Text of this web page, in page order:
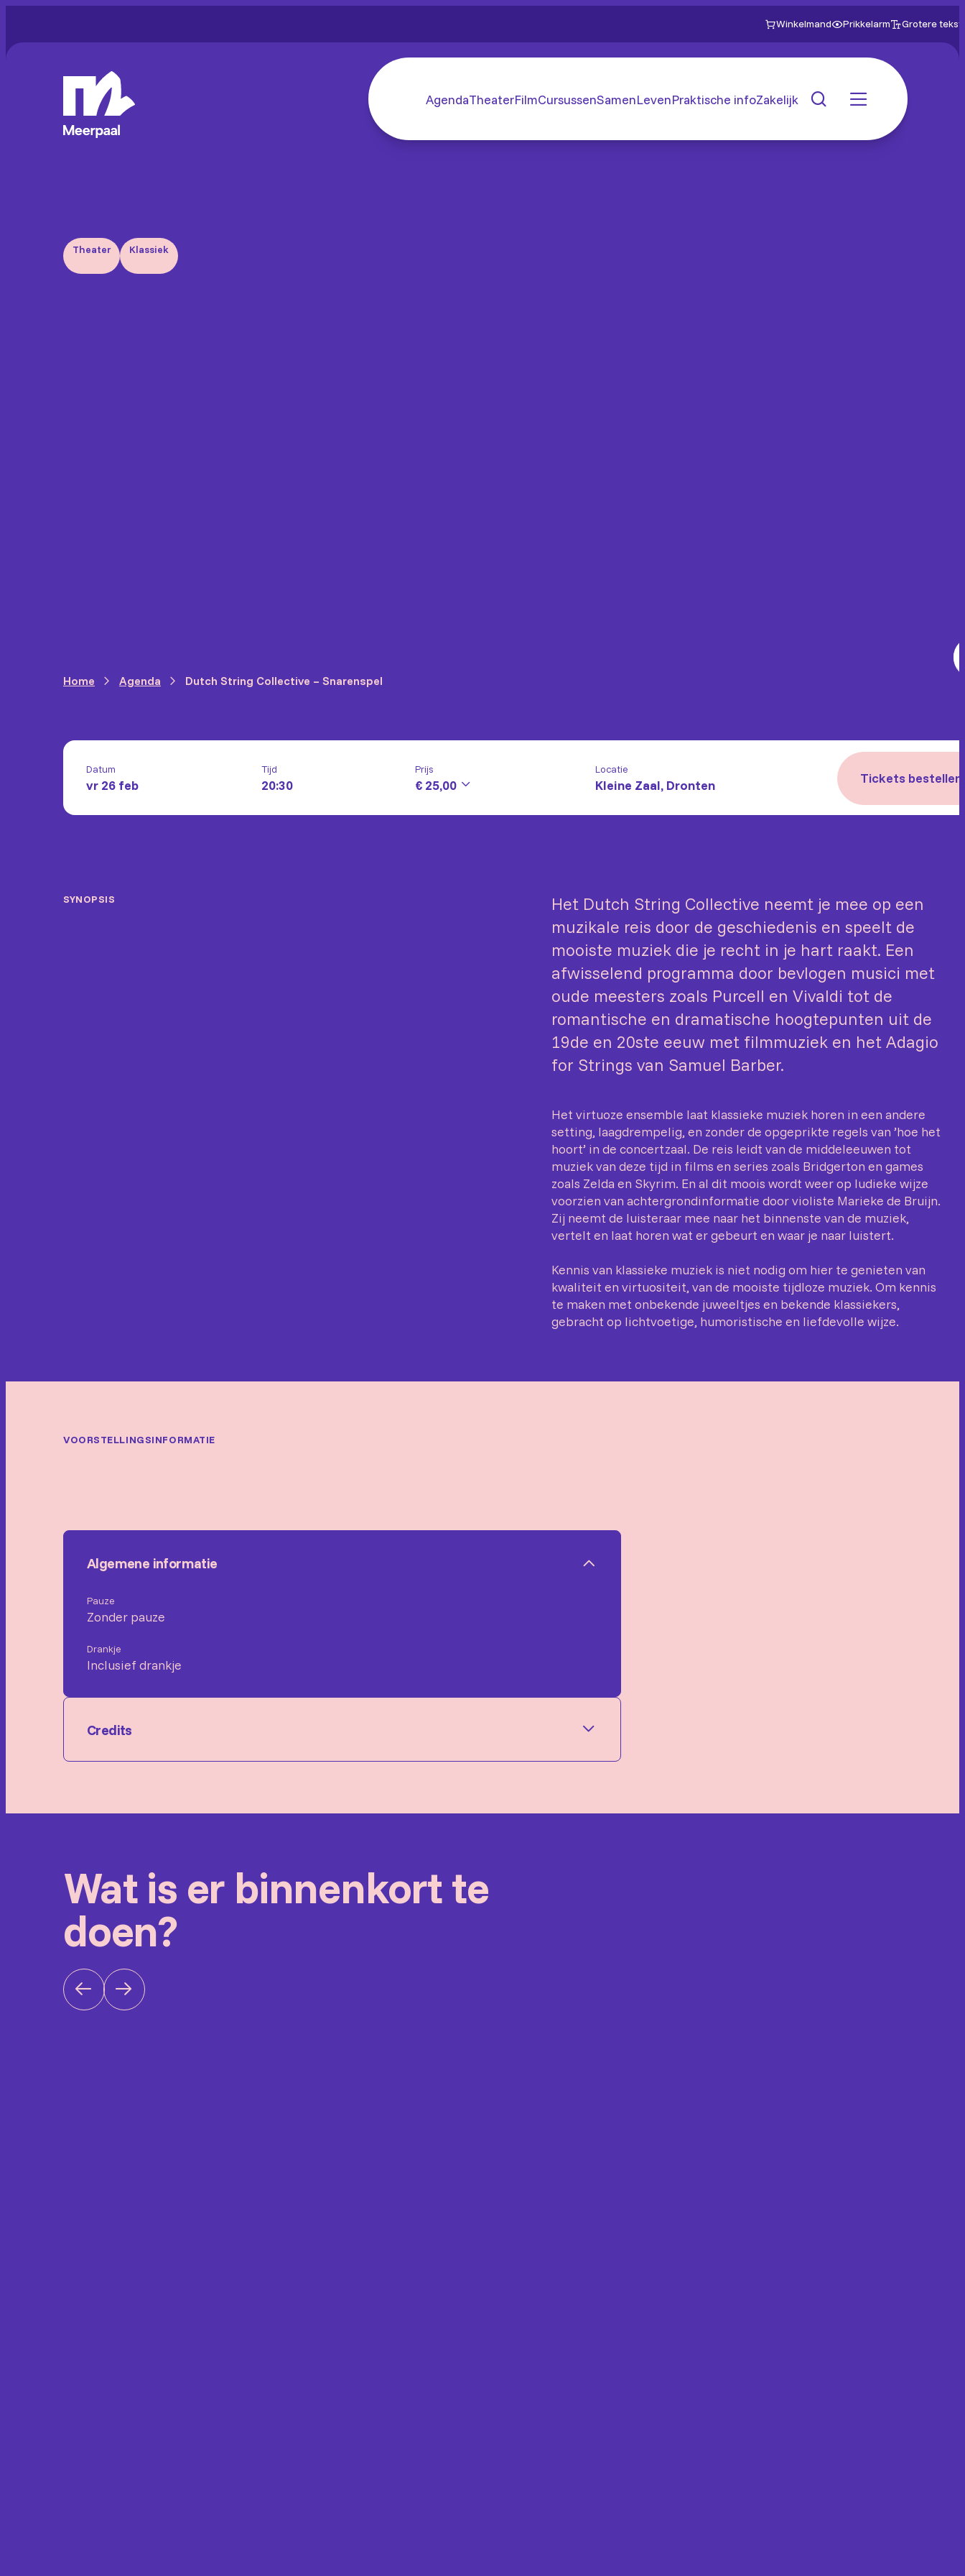
Winkelmand Prikkelarm Grotere tekst
AgendaTheaterFilmCursussenSamenLevenPraktische infoZakelijk
Theater Klassiek
Home Agenda Dutch String Collective – Snarenspel
Datum
vr 26 feb
Tijd
20:30
Prijs
€ 25,00
Locatie
Kleine Zaal, Dronten Tickets bestellen
SYNOPSIS
Het Dutch String Collective neemt je mee op een
muzikale reis door de geschiedenis en speelt de
mooiste muziek die je recht in je hart raakt. Een
afwisselend programma door bevlogen musici met
oude meesters zoals Purcell en Vivaldi tot de
romantische en dramatische hoogtepunten uit de
19de en 20ste eeuw met filmmuziek en het Adagio
for Strings van Samuel Barber.
Het virtuoze ensemble laat klassieke muziek horen in een andere
setting, laagdrempelig, en zonder de opgeprikte regels van ’hoe het
hoort’ in de concertzaal. De reis leidt van de middeleeuwen tot
muziek van deze tijd in films en series zoals Bridgerton en games
zoals Zelda en Skyrim. En al dit moois wordt weer op ludieke wijze
voorzien van achtergrondinformatie door violiste Marieke de Bruijn.
Zij neemt de luisteraar mee naar het binnenste van de muziek,
vertelt en laat horen wat er gebeurt en waar je naar luistert.
Kennis van klassieke muziek is niet nodig om hier te genieten van
kwaliteit en virtuositeit, van de mooiste tijdloze muziek. Om kennis
te maken met onbekende juweeltjes en bekende klassiekers,
gebracht op lichtvoetige, humoristische en liefdevolle wijze.
VOORSTELLINGSINFORMATIE
Algemene informatie
Pauze
Zonder pauze
Drankje
Inclusief drankje
Credits
Jos Teeken cello
Marijn van Prooijen contrabas
Het D.S.C. speelde eerder: Van Amadeus tot Zappa | Schubert! |A Stairway to Heaven |
Beethovens Onsterfelijke Geliefde
Wat is er binnenkort te
doen?